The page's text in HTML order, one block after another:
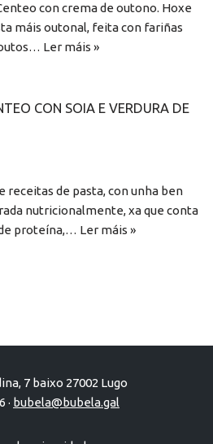
con crema de outono. Hoxe
máis outonal, feita con fariñas
Ler máis »
CON SOIA E VERDURA DE
receitas de pasta, con unha ben
nutricionalmente, xa que conta
proteína,… Ler máis »
7 baixo 27002 Lugo
· bubela@bubela.gal